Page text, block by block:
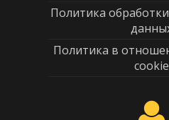
Политика
Политика в
cookie